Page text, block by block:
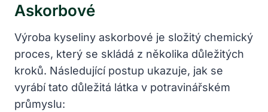
Askorbové
Výroba kyseliny askorbové je složitý chemický
proces, který se skládá z několika důležitých
kroků. Následující postup ukazuje, jak se
vyrábí tato důležitá látka v potravinářském
průmyslu: